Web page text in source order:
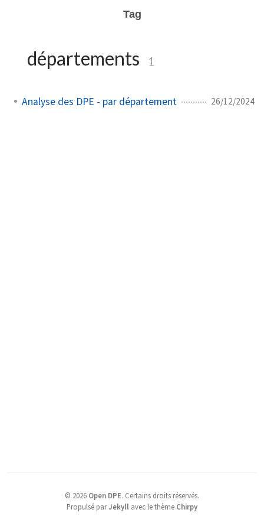
Tag
départements 1
Analyse des DPE - par département 26/12/2024
© 2026 Open DPE. Certains droits réservés.
Propulsé parJekyll avec le thème Chirpy